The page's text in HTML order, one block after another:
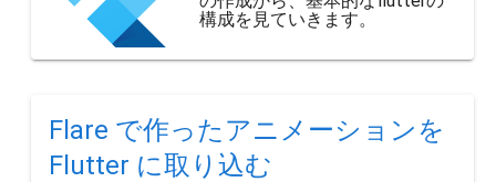
構成を見ていきます。
Flare で作ったアニメーションを
Flutter に取り込む